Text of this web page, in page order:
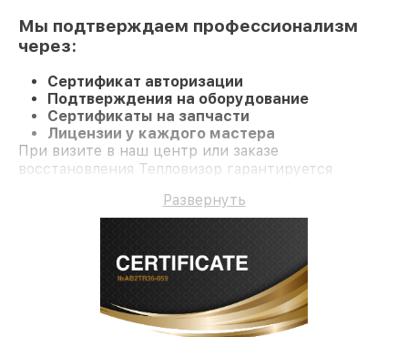
Мы подтверждаем профессионализм
через:
Сертификат авторизации
Подтверждения на оборудование
Сертификаты на запчасти
Лицензии у каждого мастера
При визите в наш центр или заказе
восстановления Тепловизор гарантируется
Развернуть